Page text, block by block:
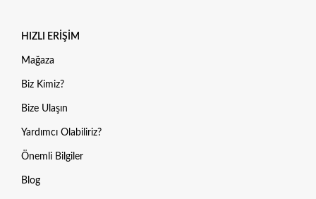
HIZLI ERIŞIM
Mağaza
Biz Kimiz?
Bize Ulaşın
Yardımcı Olabiliriz?
Önemli Bilgiler
Blog